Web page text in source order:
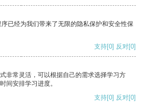
已经为我们带来了无限的隐私保护和安全性保
支持[0] 反对[0]
非常灵活，可以根据自己的需求选择学习方
间安排学习进度。
支持[0] 反对[0]